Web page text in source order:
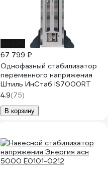
67 799 ₽
Однофазный стабилизатор
переменного напряжения
Штиль ИнСтаб IS7000RT
4.9(75)
В корзину